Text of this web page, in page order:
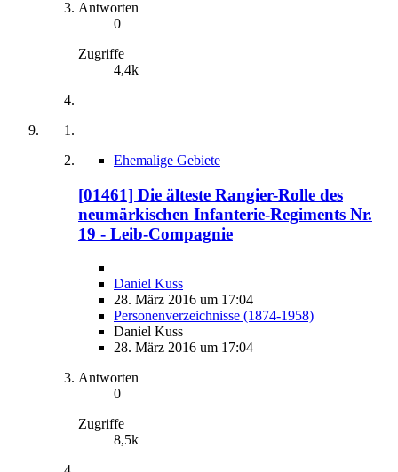
Antworten
0
Zugriffe
4,4k
Ehemalige Gebiete
[01461] Die älteste Rangier-Rolle des
neumärkischen Infanterie-Regiments Nr.
19 - Leib-Compagnie
Daniel Kuss
28. März 2016 um 17:04
Personenverzeichnisse (1874-1958)
Daniel Kuss
28. März 2016 um 17:04
Antworten
0
Zugriffe
8,5k